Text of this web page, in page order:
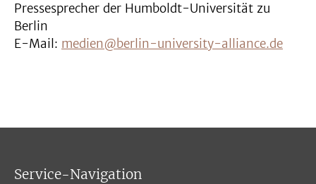
Pressesprecher der Humboldt-Universität zu
Berlin
E-Mail: medien@berlin-university-alliance.de
Service-Navigation